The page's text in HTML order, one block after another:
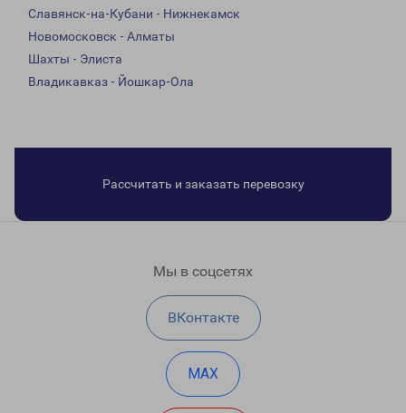
Славянск-на-Кубани - Нижнекамск
Новомосковск - Алматы
Шахты - Элиста
Владикавказ - Йошкар-Ола
Рассчитать и заказать перевозку
Мы в соцсетях
ВКонтакте
MAX